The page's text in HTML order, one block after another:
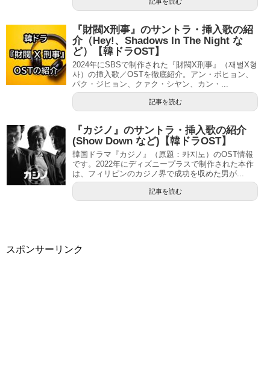
『財閥X刑事』のサントラ・挿入歌の紹
介（Hey!、Shadows In The Night な
ど）【韓ドラOST】
2024年にSBSで制作された『財閥X刑事』（재벌X형
사）の挿入歌／OSTを徹底紹介。アン・ボヒョン、
パク・ジヒョン、クァク・シヤン、カン・...
記事を読む
『カジノ』のサントラ・挿入歌の紹介
(Show Down など)【韓ドラOST】
韓国ドラマ『カジノ』（原題：카지노）のOST情報
です。2022年にディズニープラスで制作された本作
は、フィリピンのカジノ界で成功を収めた男が...
記事を読む
スポンサーリンク